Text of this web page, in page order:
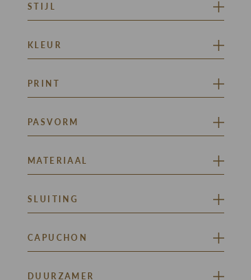
STIJL
KLEUR
PRINT
PASVORM
MATERIAAL
SLUITING
CAPUCHON
DUURZAMER